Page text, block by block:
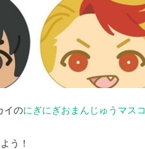
イのにぎにぎおまんじゅうマスコ
う！